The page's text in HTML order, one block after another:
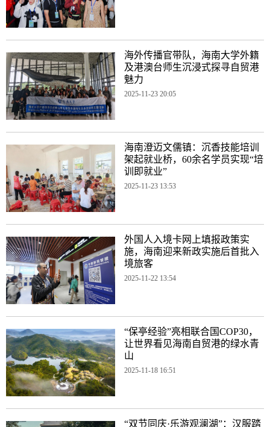
海外传播官带队，海南大学外籍
及港澳台师生沉浸式探寻自贸港
魅力​
2025-11-23 20:05
海南澄迈文儒镇：沉香技能培训
架起就业桥，60余名学员实现“培
训即就业”
2025-11-23 13:53
外国人入境卡网上填报政策实
施，海南迎来新政实施后首批入
境旅客
2025-11-22 13:54
“保亭经验”亮相联合国COP30，
让世界看见海南自贸港的绿水青
山
2025-11-18 16:51
“双节同庆·乐游观澜湖”：汉服踏